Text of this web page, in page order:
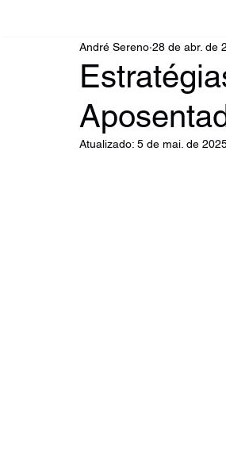
Educação Financeira & Mindset
Planejamento & Gestão Financeira
André Sereno 28 de abr. de
Atualizado: 5 de mai. de